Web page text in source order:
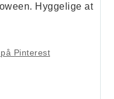
Hyggelige at
Pinterest